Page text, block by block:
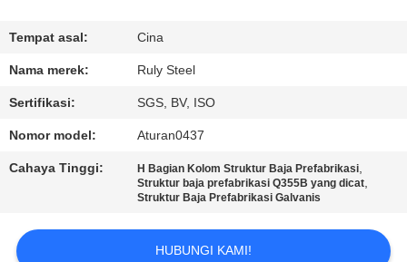
TUR
PABRIK
KONTROL
KAMI
Tempat asal: Cina
Nama merek: Ruly Steel
Sertifikasi: SGS, BV, ISO
Nomor model: Aturan0437
Cahaya Tinggi: H Bagian Kolom Struktur Baja Prefabrikasi,
Struktur baja prefabrikasi Q355B yang dicat,
Struktur Baja Prefabrikasi Galvanis
HUBUNGI KAMI!